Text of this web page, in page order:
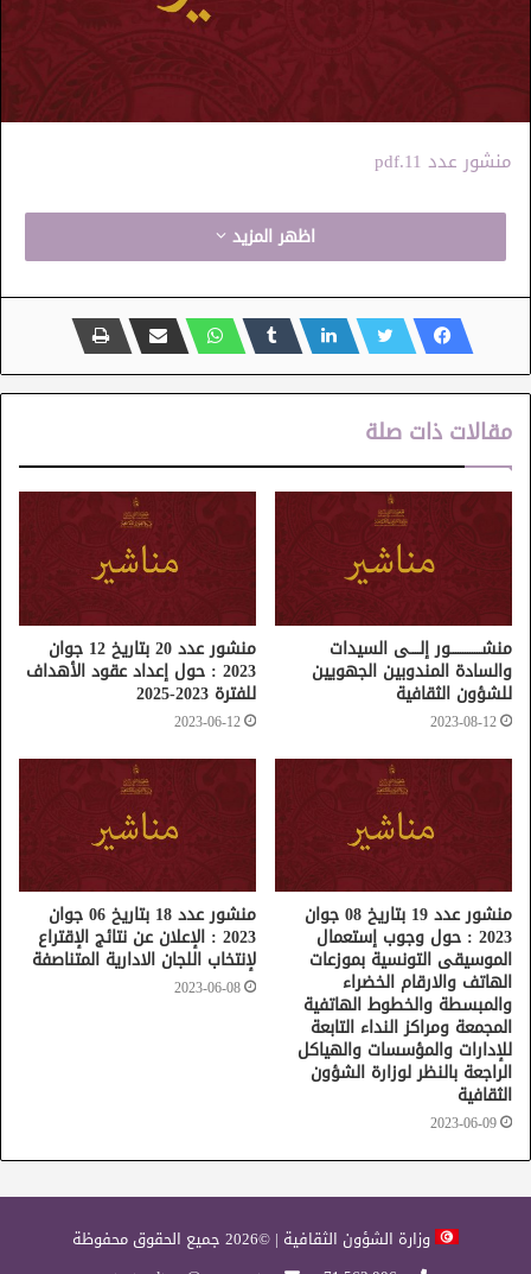
منشور عدد pdf.11
اظهر المزيد
مقالات ذات صلة
منشـــــــــــــور إلــــى السيدات
والسادة المندوبين الجهويين
للشؤون الثقافية
2023-08-12
منشور عدد 20 بتاريخ 12 جوان
2023 : حول إعداد عقود الأهداف
للفترة 2023-2025
2023-06-12
منشور عدد 19 بتاريخ 08 جوان
2023 : حول وجوب إستعمال
الموسيقى التونسية بموزعات
الهاتف والارقام الخضراء
والمبسطة والخطوط الهاتفية
المجمعة ومراكز النداء التابعة
للإدارات والمؤسسات والهياكل
الراجعة بالنظر لوزارة الشؤون
الثقافية
2023-06-09
منشور عدد 18 بتاريخ 06 جوان
2023 : الإعلان عن نتائج الإقتراع
لإنتخاب اللجان الادارية المتناصفة
2023-06-08
وزارة الشؤون الثقافية | ©2026 جميع الحقوق محفوظة